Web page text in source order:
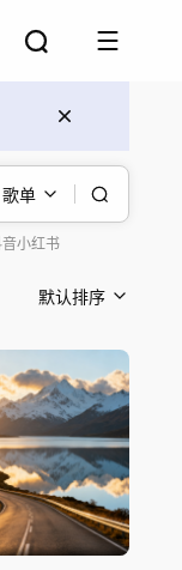
”公告
歌单
小红书
默认排序